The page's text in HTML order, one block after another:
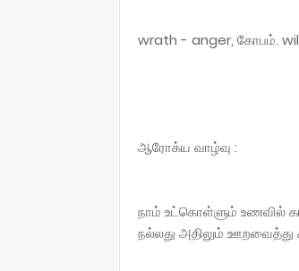
wrath - anger, கோபம்.
ஆரோக்ய வாழ்வு :
நாம் உட்கொள்ளும் உணவில்
நல்லது அதிலும் ஊறவைத்து